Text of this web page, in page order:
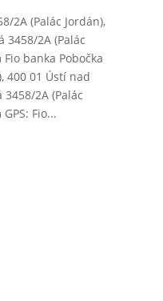
2A (Palác Jordán),
3458/2A (Palác
banka Pobočka
400 01 Ústí nad
2A (Palác
Fio...